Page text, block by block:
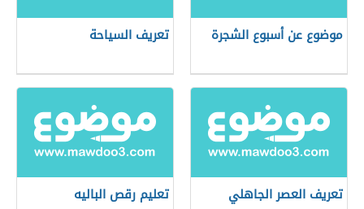
موضوع عن أسبوع الشجرة تعريف السياحة
تعريف العصر الجاهلي تعليم رقص الباليه